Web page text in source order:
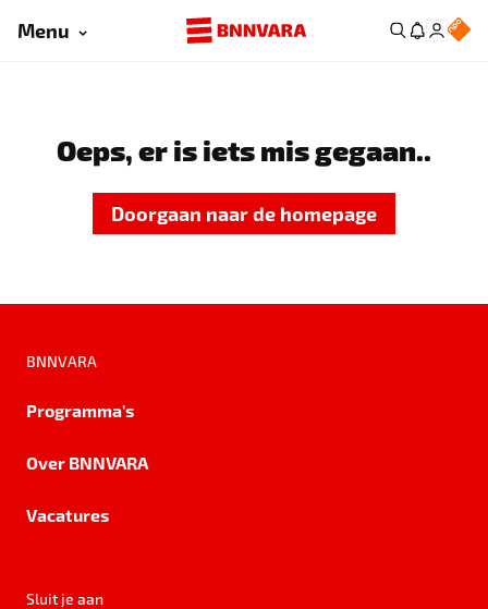
Menu
Oeps, er is iets mis gegaan..
Doorgaan naar de homepage
BNNVARA
Programma's
Over BNNVARA
Vacatures
Sluit je aan